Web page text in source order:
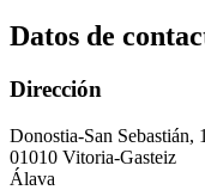
Datos de
Dirección
Donostia-San Sebastián, 1
01010 Vitoria-Gasteiz
Álava